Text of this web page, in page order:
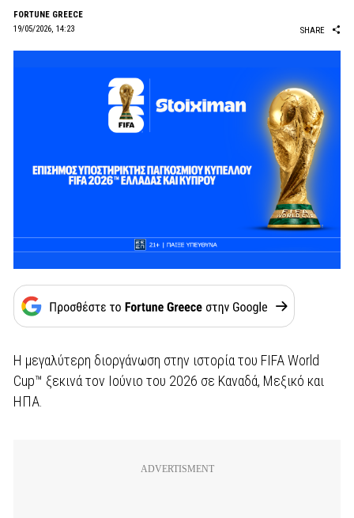
FORTUNE GREECE
19/05/2026, 14:23
SHARE
Η μεγαλύτερη διοργάνωση στην ιστορία του FIFA World
Cup™ ξεκινά τον Ιούνιο του 2026 σε Καναδά, Μεξικό και
ΗΠΑ.